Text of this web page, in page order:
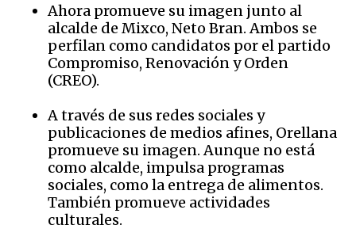
Ahora promueve su imagen junto al
alcalde de Mixco, Neto Bran. Ambos se
perfilan como candidatos por el partido
Compromiso, Renovación y Orden
(CREO).
A través de sus redes sociales y
publicaciones de medios afines, Orellana
promueve su imagen. Aunque no está
como alcalde, impulsa programas
sociales, como la entrega de alimentos.
También promueve actividades
culturales.